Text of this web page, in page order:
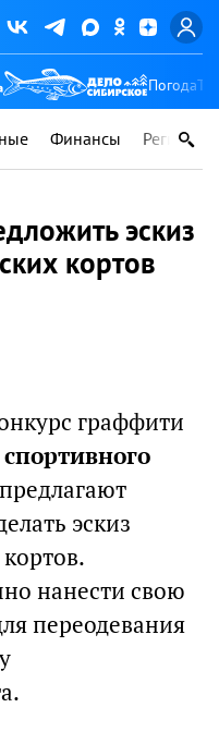
Погода
Финансы Регионы
эскиз
кортов
граффити
эскиз
нанести свою
переодевания